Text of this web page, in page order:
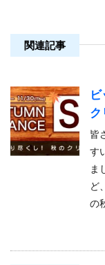
関連記事
ク
皆
す
ま
ど
の